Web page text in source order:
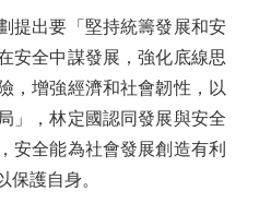
出要「堅持統籌發展和安
安全中謀發展，強化底線思
，增強經濟和社會韌性，以
」，林定國認同發展與安全
安全能為社會發展創造有利
保護自身。